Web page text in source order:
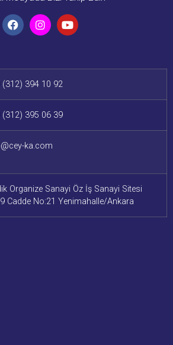
(312) 394 10 92
(312) 395 06 39
ka.com
Organize Sanayi Öz İş Sanayi Sitesi
Cadde No:21 Yenimahalle/Ankara